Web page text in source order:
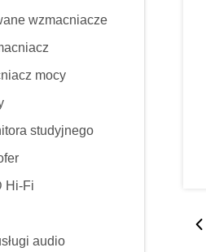
wzmacniacze
mocy
studyjnego
Hi-Fi
audio